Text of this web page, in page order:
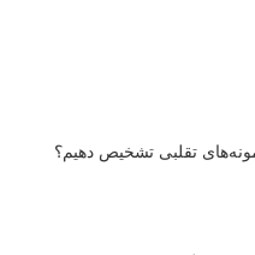
تقلبی تشخیص دهیم؟